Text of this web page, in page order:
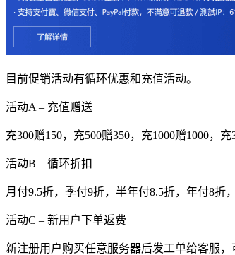
目前促销活动有循环优惠和充值活动。
活动A – 充值赠送
充300赠150，充500赠350，充1000赠1000，
活动B – 循环折扣
月付9.5折，季付9折，半年付8.5折，年付8折
活动C – 新用户下单返费
新注册用户购买任意服务器后发工单给客服，